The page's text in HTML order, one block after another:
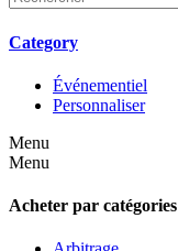
Category
Événementiel
Personnaliser
Menu
Menu
Acheter par catégories